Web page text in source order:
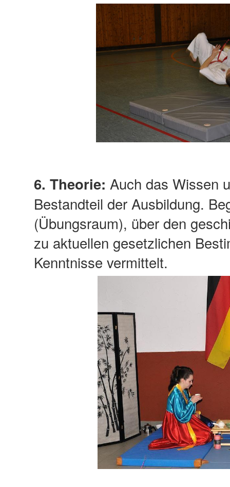
6. Theorie: Auch das Wissen
Bestandteil der Ausbildung.
(Übungsraum), über den
zu aktuellen gesetzlichen
Kenntnisse vermittelt.